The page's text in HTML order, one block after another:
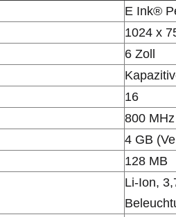
E Ink®
1024 x
6 Zoll
16
800 MHz
4 GB
128 МB
Li-Ion,